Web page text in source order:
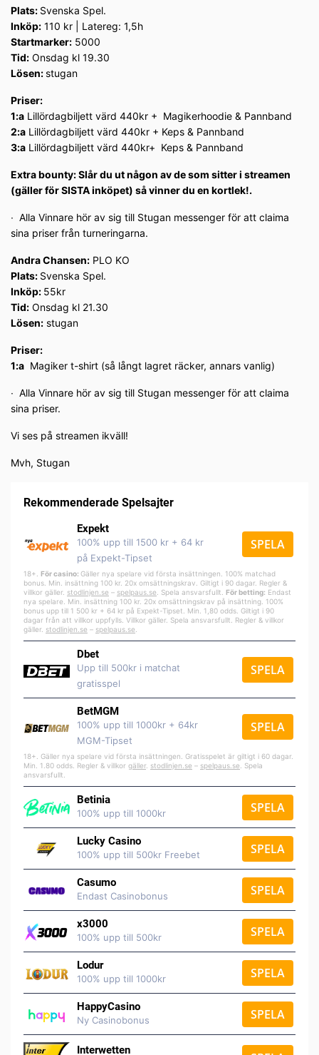
Plats: Svenska Spel.
Inköp: 110 kr | Latereg: 1,5h
Startmarker: 5000
Tid: Onsdag kl 19.30
Lösen:stugan
Priser:
1:a Lillördagbiljett värd 440kr + Magikerhoodie & Pannband
2:a Lillördagbiljett värd 440kr + Keps & Pannband
3:a Lillördagbiljett värd 440kr+ Keps & Pannband
Extra bounty: Slår du ut någon av de som sitter i streamen
(gäller för SISTA inköpet) så vinner du en kortlek!.
∙ Alla Vinnare hör av sig till Stugan messenger för att claima
sina priser från turneringarna.
Andra Chansen: PLO KO
Plats: Svenska Spel.
Inköp: 55kr
Tid: Onsdag kl 21.30
Lösen: stugan
Priser:
1:a Magiker t-shirt (så långt lagret räcker, annars vanlig)
∙ Alla Vinnare hör av sig till Stugan messenger för att claima
sina priser.
Vi ses på streamen ikväll!
Mvh, Stugan
Rekommenderade Spelsajter
Expekt
100% upp till 1500 kr + 64 kr
på Expekt-Tipset
SPELA
18+. För casino: Gäller nya spelare vid första insättningen. 100% matchad
bonus. Min. insättning 100 kr. 20x omsättningskrav. Giltigt i 90 dagar. Regler &
villkor gäller. stodlinjen.se – spelpaus.se . Spela ansvarsfullt. För betting: Endast
nya spelare. Min. insättning 100 kr. 20x omsättningskrav på insättning. 100%
bonus upp till 1 500 kr + 64 kr på Expekt-Tipset. Min. 1,80 odds. Giltigt i 90
dagar från att villkor uppfylls. Villkor gäller. Spela ansvarsfullt. Regler & villkor
gäller. stodlinjen.se – spelpaus.se
Dbet
Upp till 500kr i matchat
gratisspel
SPELA
BetMGM
100% upp till 1000kr + 64kr
MGM-Tipset
SPELA
18+. Gäller nya spelare vid första insättningen. Gratisspelet är giltigt i 60 dagar.
Min. 1.80 odds. Regler & villkor gäller stodlinjen.se – spelpaus.se . Spela
ansvarsfullt.
Betinia
100% upp till 1000kr SPELA
Lucky Casino
100% upp till 500kr Freebet SPELA
Casumo
Endast Casinobonus SPELA
x3000
100% upp till 500kr SPELA
Lodur
100% upp till 1000kr SPELA
HappyCasino
Ny Casinobonus SPELA
Interwetten